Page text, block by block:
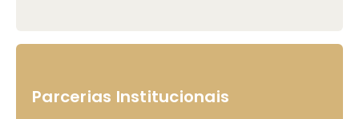
Parcerias Institucionais